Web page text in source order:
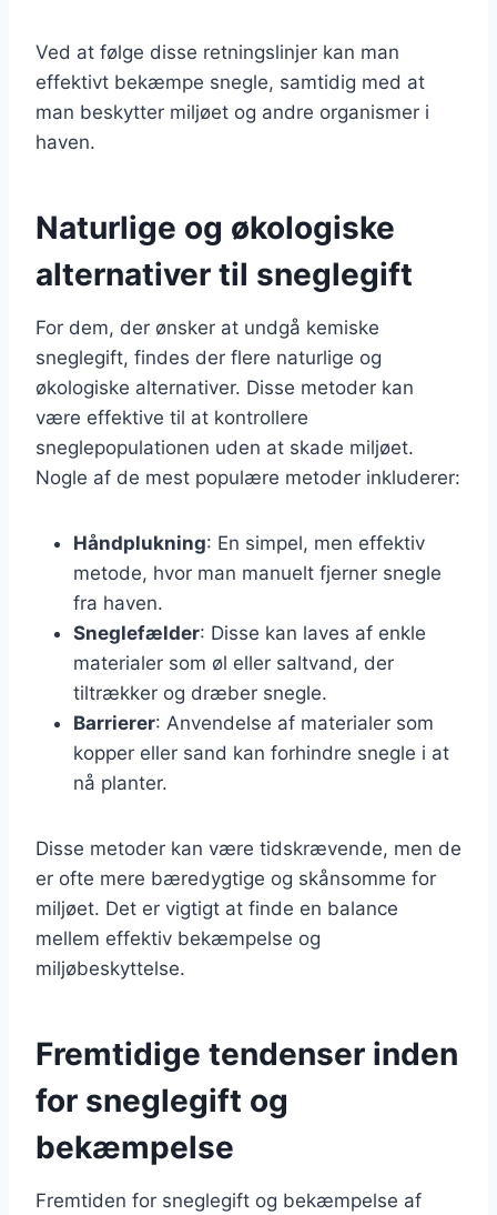
Ved at følge disse retningslinjer kan man
effektivt bekæmpe snegle, samtidig med at
man beskytter miljøet og andre organismer i
haven.
Naturlige og økologiske
alternativer til sneglegift
For dem, der ønsker at undgå kemiske
sneglegift, findes der flere naturlige og
økologiske alternativer. Disse metoder kan
være effektive til at kontrollere
sneglepopulationen uden at skade miljøet.
Nogle af de mest populære metoder inkluderer:
Håndplukning: En simpel, men effektiv
metode, hvor man manuelt fjerner snegle
fra haven.
Sneglefælder: Disse kan laves af enkle
materialer som øl eller saltvand, der
tiltrækker og dræber snegle.
Barrierer: Anvendelse af materialer som
kopper eller sand kan forhindre snegle i at
nå planter.
Disse metoder kan være tidskrævende, men de
er ofte mere bæredygtige og skånsomme for
miljøet. Det er vigtigt at finde en balance
mellem effektiv bekæmpelse og
miljøbeskyttelse.
Fremtidige tendenser inden
for sneglegift og
bekæmpelse
Fremtiden for sneglegift og bekæmpelse af